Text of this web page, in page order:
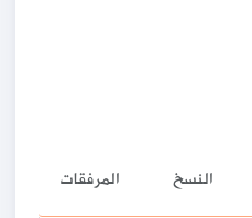
النسخ المرفقات